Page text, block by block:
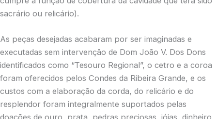
sacrário ou relicário).
As peças desejadas acabaram por ser imaginadas e
executadas sem intervenção de Dom João V. Dos Dons
identificados como “Tesouro Regional”, o cetro e a coroa
foram oferecidos pelos Condes da Ribeira Grande, e os
custos com a elaboração da corda, do relicário e do
resplendor foram integralmente suportados pelas
doações de ouro, prata, pedras preciosas, jóias, dinheiro